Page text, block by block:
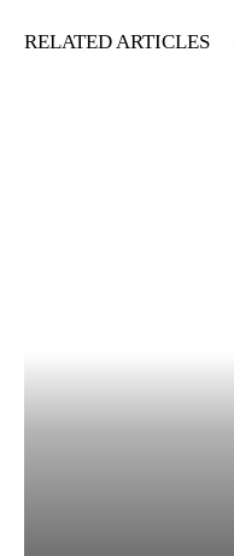
RELATED ARTICLES